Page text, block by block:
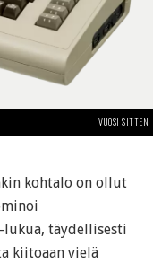
VUOSI SITTEN
kohtalo on ollut
täydellisesti
kiitoaan vielä